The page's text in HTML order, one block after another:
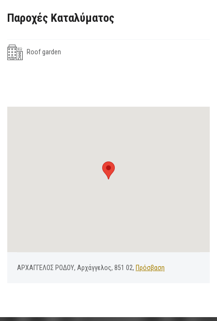
Παροχές Καταλύματος
Roof garden
ΑΡΧΑΓΓΕΛΟΣ ΡΟΔΟΥ, Αρχάγγελος, 851 02, Πρόσβαση